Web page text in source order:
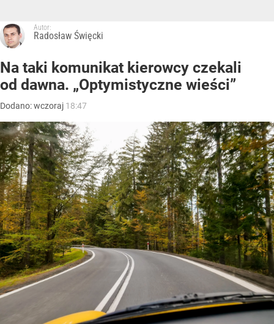
Autor:
Radosław Święcki
Na taki komunikat kierowcy czekali
od dawna. „Optymistyczne wieści”
Dodano:wczoraj 18:47